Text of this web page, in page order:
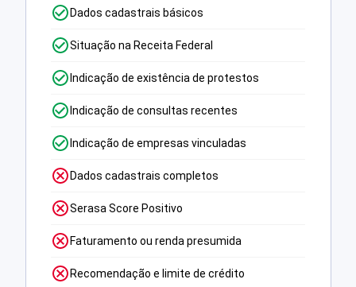
Dados cadastrais básicos
Situação na Receita Federal
Indicação de existência de protestos
Indicação de consultas recentes
Indicação de empresas vinculadas
Dados cadastrais completos
Serasa Score Positivo
Faturamento ou renda presumida
Recomendação e limite de crédito